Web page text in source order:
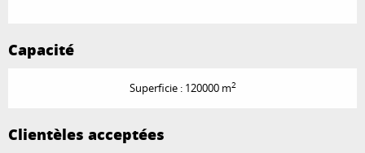
Capacité
Superficie : 120000 m2
Clientèles acceptées